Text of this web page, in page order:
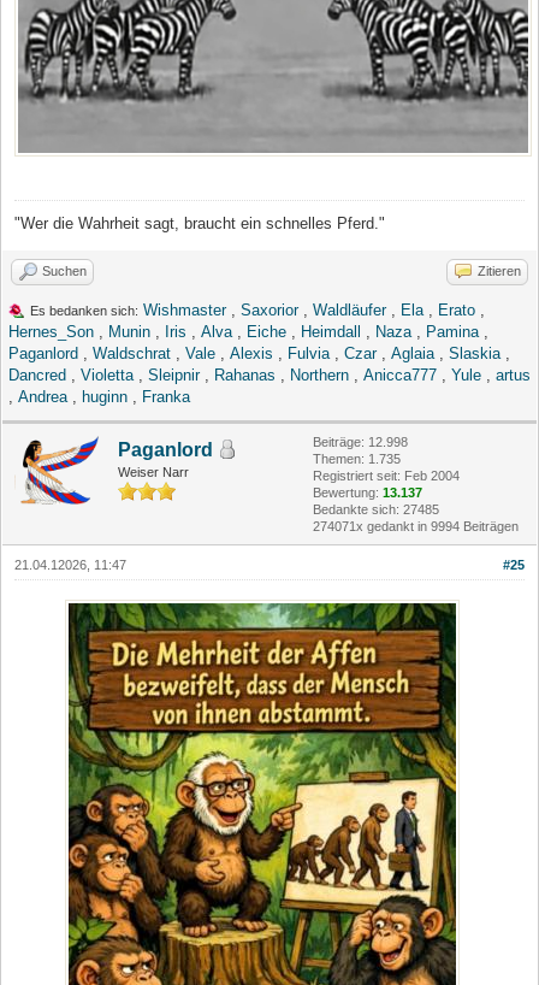
"Wer die Wahrheit sagt, braucht ein schnelles Pferd."
Suchen Zitieren
Es bedanken sich: Wishmaster, Saxorior, Waldläufer, Ela Erato
Hernes_Son
Munin Iris Alva Eiche Heimdall Naza Pamina
Paganlord
Waldschrat Vale Alexis Fulvia Czar, Aglaia Slaskia
Dancred
Violetta Sleipnir, Rahanas Northern Anicca777 Yule
artus
Andrea huginn Franka
Paganlord
Weiser Narr
Beiträge: 12.998
Themen: 1.735
Registriert seit: Feb 2004
Bewertung: 13.137
Bedankte sich: 27485
274071x gedankt in 9994 Beiträgen
#25
21.04.12026, 11:47